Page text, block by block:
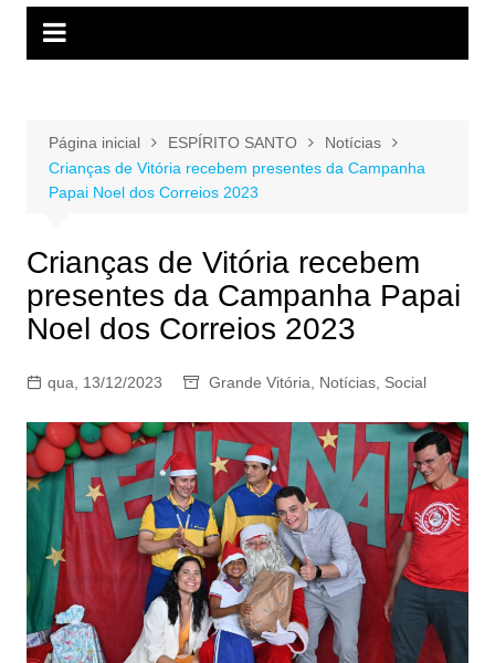
Página inicial ESPÍRITO SANTO
Notícias
Crianças de Vitória recebem presentes da Campanha
Papai Noel dos Correios 2023
Crianças de Vitória recebem
presentes da Campanha Papai
Noel dos Correios 2023
qua, 13/12/2023 Grande Vitória Notícias, Social